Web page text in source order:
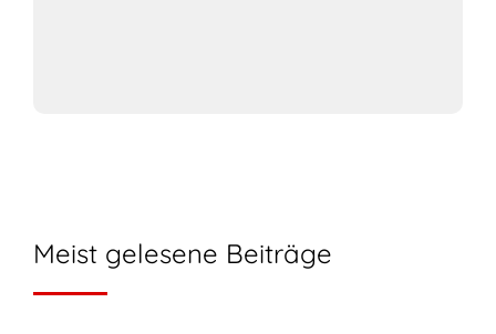
Meist gelesene Beiträge